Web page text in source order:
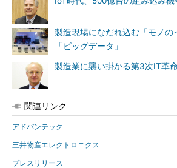
製造現場になだれ込む「モノの
「ビッグデータ」
製造業に襲い掛かる第3次IT革
関連リンク
アドバンテック
三井物産エレクトロニクス
プレスリリース